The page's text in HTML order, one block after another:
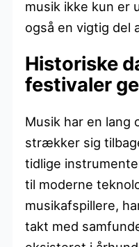
musik ikke kun er
også en vigtig del
Historiske
festivaler
Musik har en lang
strækker sig
tidlige
til moderne
musikafspillere,
takt med